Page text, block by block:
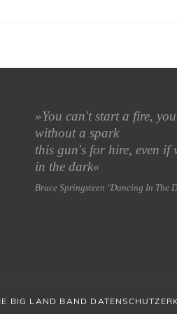
»You can't start a fire,
without a spark
this gun's for hire, even if
in the dark«
Bruce Springsteen "Dancing In The
BIG LAND BAND